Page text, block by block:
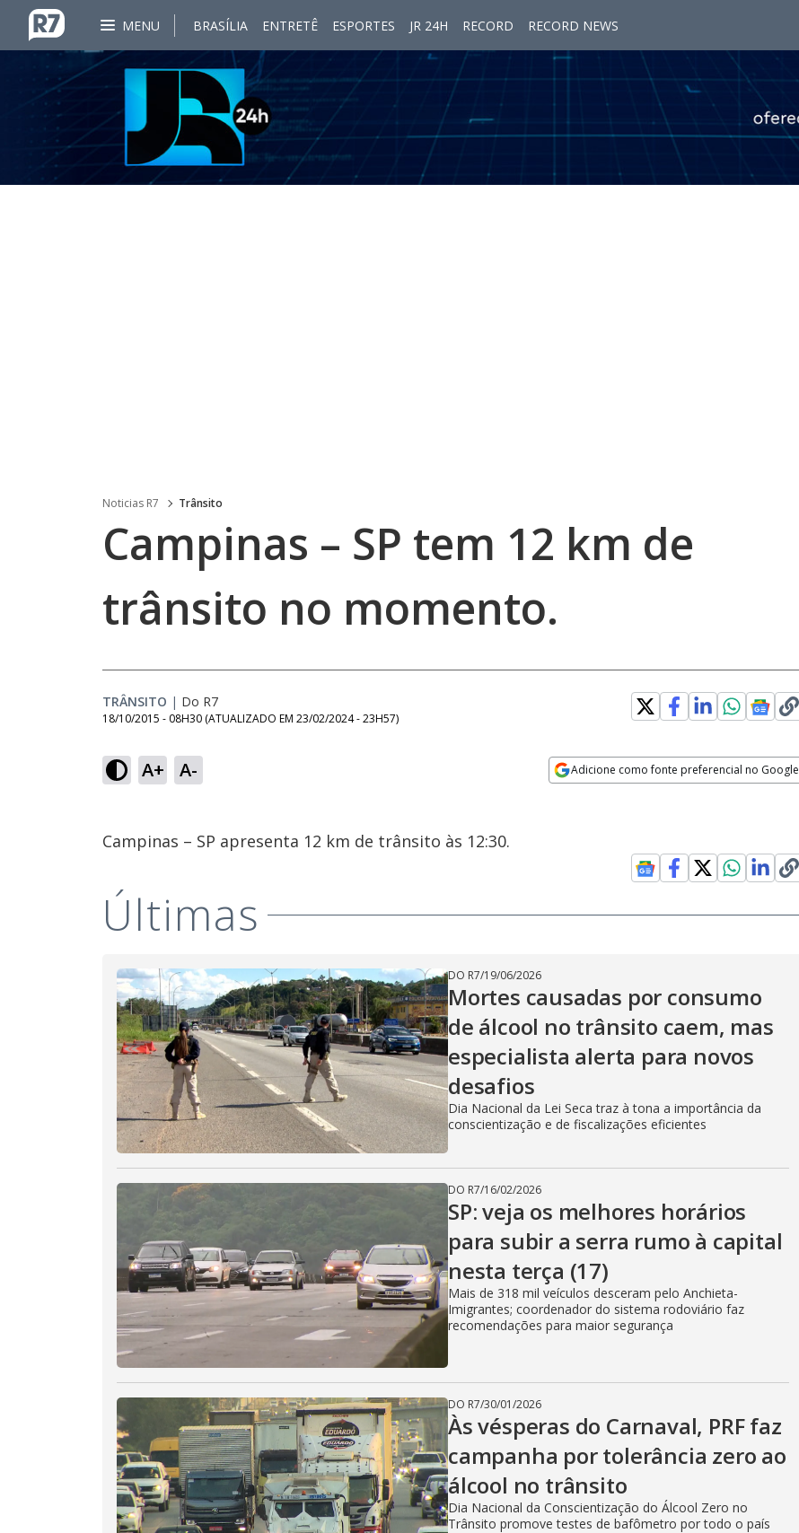
MENU BRASÍLIA ENTRETÊ ESPORTES JR 24H RECORD RECORD NEWS
Noticias R7 Trânsito
Campinas – SP tem 12 km de
trânsito no momento.
TRÂNSITO | Do R7
18/10/2015 - 08H30 (ATUALIZADO EM 23/02/2024 - 23H57)
A+ A- Adicione como fonte preferencial no Google
Campinas – SP apresenta 12 km de trânsito às 12:30.
Últimas
DO R7/19/06/2026
Mortes causadas por consumo
de álcool no trânsito caem, mas
especialista alerta para novos
desafios
Dia Nacional da Lei Seca traz à tona a importância da
conscientização e de fiscalizações eficientes
DO R7/16/02/2026
SP: veja os melhores horários
para subir a serra rumo à capital
nesta terça (17)
Mais de 318 mil veículos desceram pelo Anchieta-
Imigrantes; coordenador do sistema rodoviário faz
recomendações para maior segurança
DO R7/30/01/2026
Às vésperas do Carnaval, PRF faz
campanha por tolerância zero ao
álcool no trânsito
Dia Nacional da Conscientização do Álcool Zero no
Trânsito promove testes de bafômetro por todo o país